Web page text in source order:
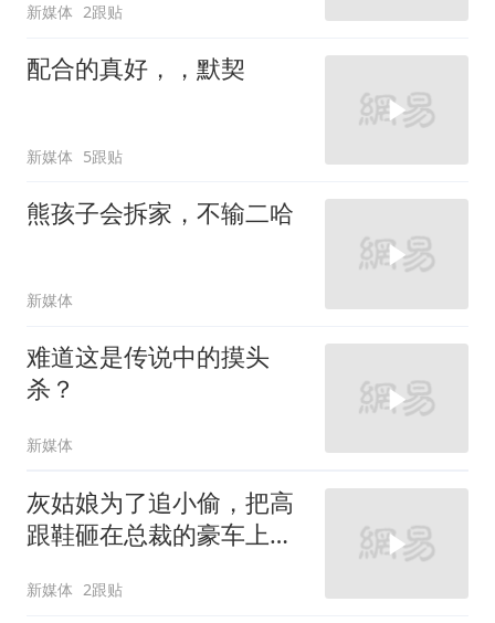
新媒体 2跟贴
配合的真好，，默契
新媒体 5跟贴
熊孩子会拆家，不输二哈
新媒体
难道这是传说中的摸头
杀？
新媒体
灰姑娘为了追小偷，把高
跟鞋砸在总裁的豪车上，
新媒体 2跟贴